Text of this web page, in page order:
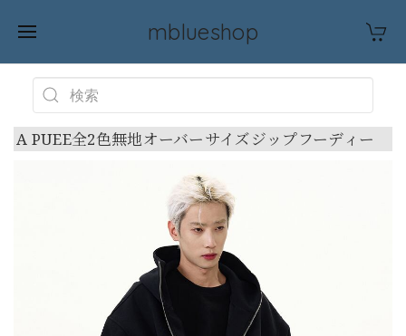
mblueshop
A PUEE全2色無地オーバーサイズジップフーディー